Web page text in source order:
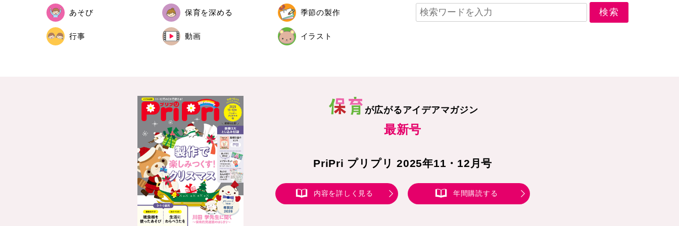
あそび 保育を深める 季節の製作
行事 動画 イラスト
が広がるアイデアマガジン
最新号
PriPri プリプリ 2025年11・12月号
内容を詳しく見る 年間購読する